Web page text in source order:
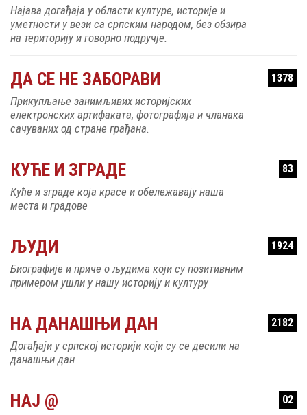
Најава догађаја у области културе, историје и
уметности у вези са српским народом, без обзира
на територију и говорно подручје.
ДА СЕ НЕ ЗАБОРАВИ 1378
Прикупљање занимљивих историјских
електронских артифаката, фотографија и чланака
сачуваних од стране грађана.
КУЋЕ И ЗГРАДЕ 83
Куће и зграде која красе и обележавају наша
места и градове
ЉУДИ 1924
Биографије и приче о људима који су позитивним
примером ушли у нашу историју и културу
НА ДАНАШЊИ ДАН 2182
Догађаји у српској историји који су се десили на
данашњи дан
НАЈ @ 02